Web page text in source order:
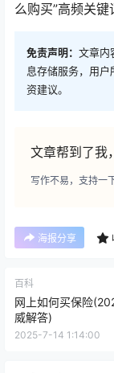
么购买”高频关键
免责声明： 文章内
息存储服务，用
资建议。
文章帮到了我
写作不易，支持一下
海报分享
百科
网上如何买保险
威解答)
2025-7-14 1:14:00